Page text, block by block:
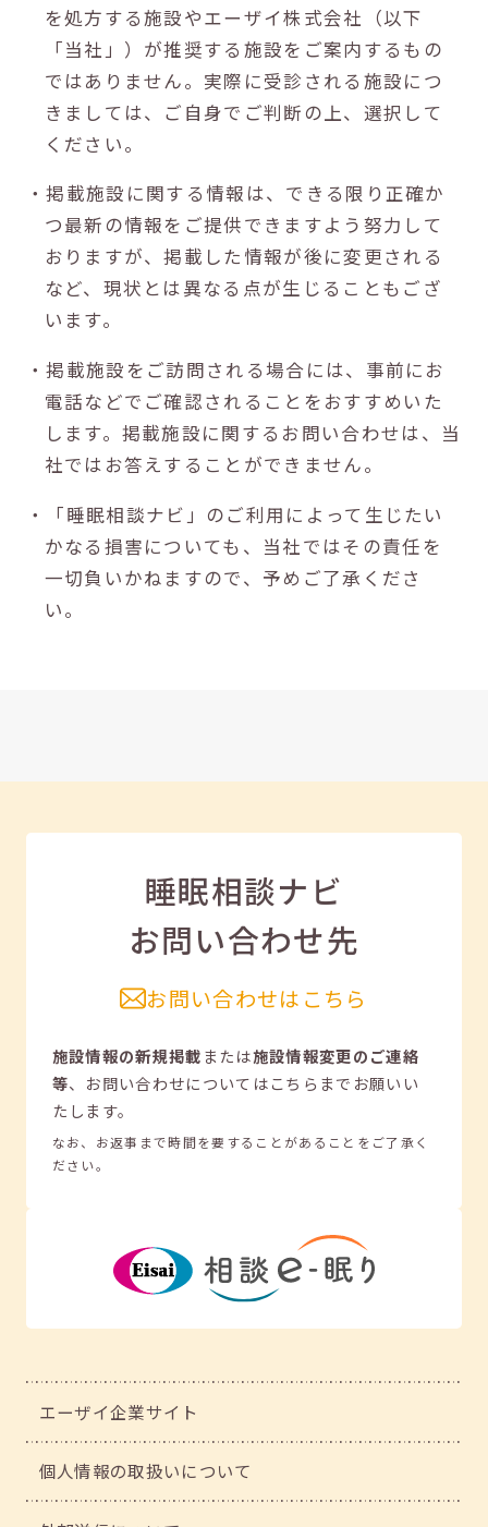
を処方する施設やエーザイ株式会社（以下
「当社」）が推奨する施設をご案内するもの
ではありません。実際に受診される施設につ
きましては、ご自身でご判断の上、選択して
ください。
・掲載施設に関する情報は、できる限り正確か
つ最新の情報をご提供できますよう努力して
おりますが、掲載した情報が後に変更される
など、現状とは異なる点が生じることもござ
います。
・掲載施設をご訪問される場合には、事前にお
電話などでご確認されることをおすすめいた
します。掲載施設に関するお問い合わせは、当
社ではお答えすることができません。
・「睡眠相談ナビ」のご利用によって生じたい
かなる損害についても、当社ではその責任を
一切負いかねますので、予めご了承くださ
い。
睡眠相談ナビ
お問い合わせ先
お問い合わせはこちら
施設情報の新規掲載または施設情報変更のご連絡
等、 お問い合わせについてはこちらまでお願いい
たします。
なお、お返事まで時間を要することがあることをご了承く
ださい。
エーザイ企業サイト
個人情報の取扱いについて